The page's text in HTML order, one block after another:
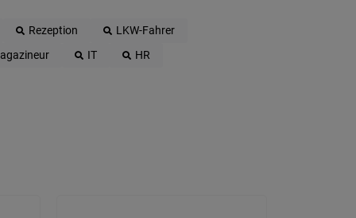
Rezeption
LKW-Fahrer
IT
HR